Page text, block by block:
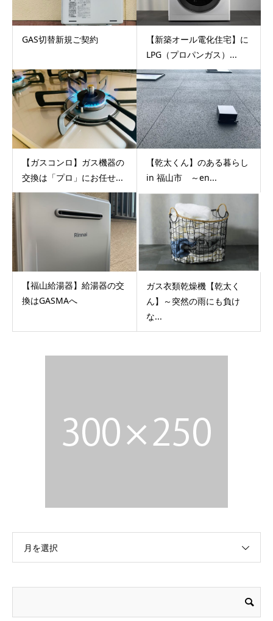
GAS切替新規ご契約
【新築オール電化住宅】に
LPG（プロパンガス）...
【ガスコンロ】ガス機器の
交換は「プロ」にお任せ...
【乾太くん】のある暮らし
in 福山市 ～en...
【福山給湯器】給湯器の交
換はGASMAへ
ガス衣類乾燥機【乾太く
ん】～突然の雨にも負け
な...
月を選択